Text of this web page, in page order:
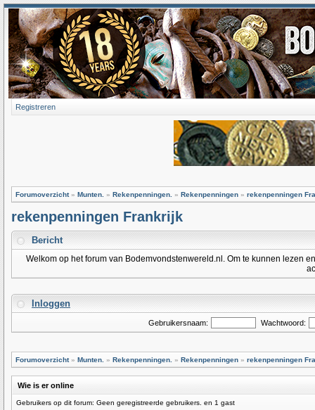
Registreren
Forumoverzicht» Munten. » Rekenpenningen. » Rekenpenningen » rekenpenningen
rekenpenningen Frankrijk
Bericht
Welkom op het forum van Bodemvondstenwereld.nl. Om te kunnen lezen
Inloggen
Gebruikersnaam: Wachtwoord:
Forumoverzicht» Munten. » Rekenpenningen. » Rekenpenningen » rekenpenningen
Wie is er online
Gebruikers op dit forum: Geen geregistreerde gebruikers. en 1 gast